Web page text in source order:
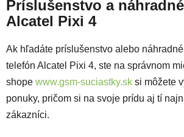
Príslušenstvo a
Alcatel Pixi 4
Ak hľadáte príslušenstvo alebo
telefón Alcatel Pixi 4, ste na správnom
shope www.gsm-suciastky.sk si môžete
ponuky, pričom si na svoje prídu aj tí
zákazníci.